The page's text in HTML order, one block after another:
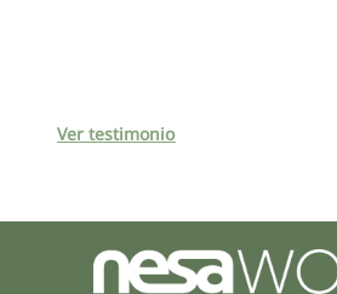
Ver testimonio